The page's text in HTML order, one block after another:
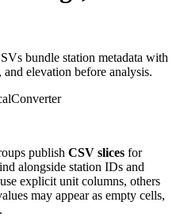
bundle station metadata with
elevation before analysis.
publish CSV slices for
alongside station IDs and
explicit unit columns, others
may appear as empty cells,